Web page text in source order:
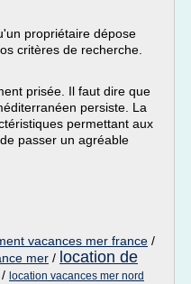
propriétaire dépose
critères de recherche.
prisée. Il faut dire que
persiste. La
permettant aux
passer un agréable
vacances mer france /
mer / location de
/ location vacances mer nord